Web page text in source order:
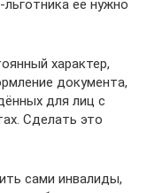
её нужно
характер,
документа,
для лиц с
Сделать это
сами инвалиды,